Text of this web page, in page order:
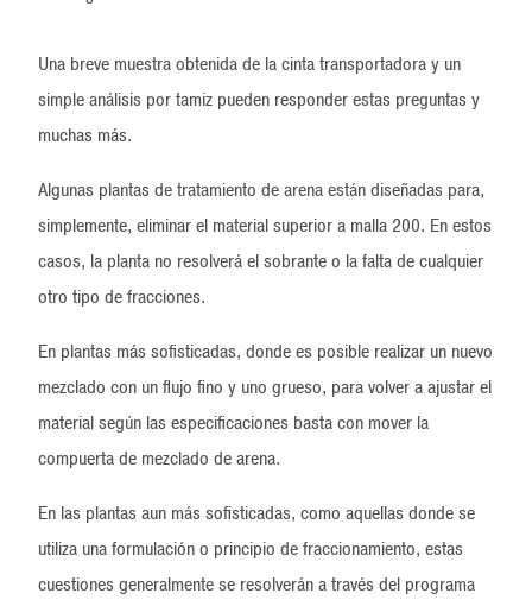
Una breve muestra obtenida de la cinta transportadora y un
simple análisis por tamiz pueden responder estas preguntas y
muchas más.
Algunas plantas de tratamiento de arena están diseñadas para,
simplemente, eliminar el material superior a malla 200. En estos
casos, la planta no resolverá el sobrante o la falta de cualquier
otro tipo de fracciones.
En plantas más sofisticadas, donde es posible realizar un nuevo
mezclado con un flujo fino y uno grueso, para volver a ajustar el
material según las especificaciones basta con mover la
compuerta de mezclado de arena.
En las plantas aun más sofisticadas, como aquellas donde se
utiliza una formulación o principio de fraccionamiento, estas
cuestiones generalmente se resolverán a través del programa